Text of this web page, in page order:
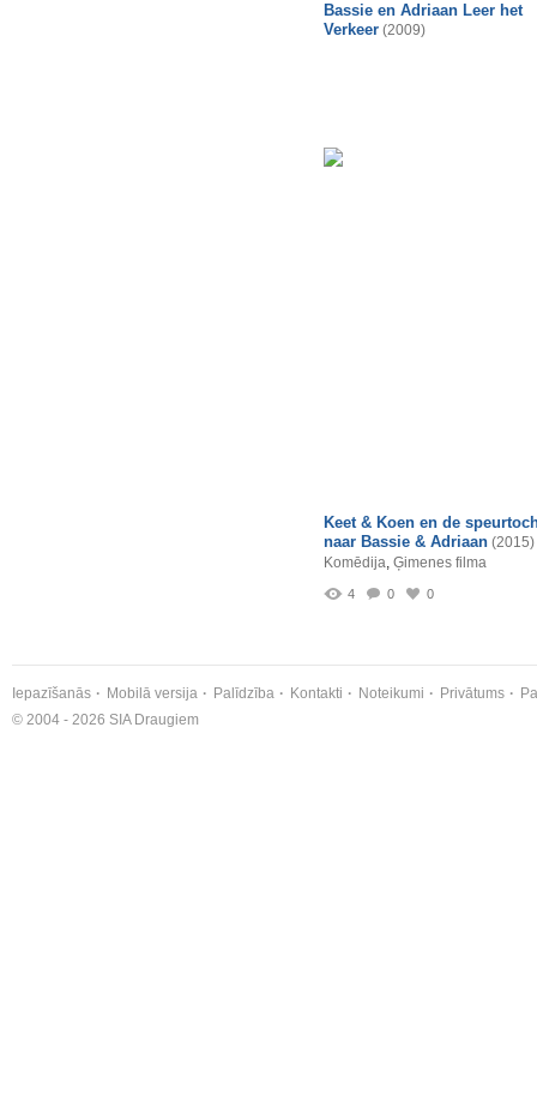
Bassie en Adriaan Leer het
Verkeer (2009)
Keet & Koen en de
naar Bassie & Adriaan (2015)
Komēdija, Ģimenes filma
4 0 0
Iepazīšanās Mobilā versija Palīdzība Kontakti Noteikumi Privātums
© 2004 - 2026 SIA Draugiem